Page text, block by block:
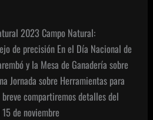
2023 Campo Natural:
de precisión En el Día Nacional de
y la Mesa de Ganadería sobre
Jornada sobre Herramientas para
compartiremos detalles del
de noviembre